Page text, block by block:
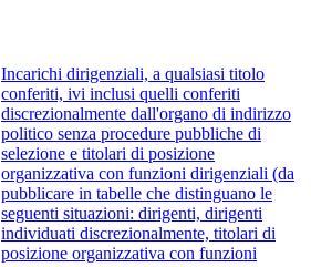
Incarichi dirigenziali, a qualsiasi titolo
conferiti, ivi inclusi quelli conferiti
discrezionalmente dall'organo di indirizzo
politico senza procedure pubbliche di
selezione e titolari di posizione
organizzativa con funzioni dirigenziali (da
pubblicare in tabelle che distinguano le
seguenti situazioni: dirigenti, dirigenti
individuati discrezionalmente, titolari di
posizione organizzativa con funzioni